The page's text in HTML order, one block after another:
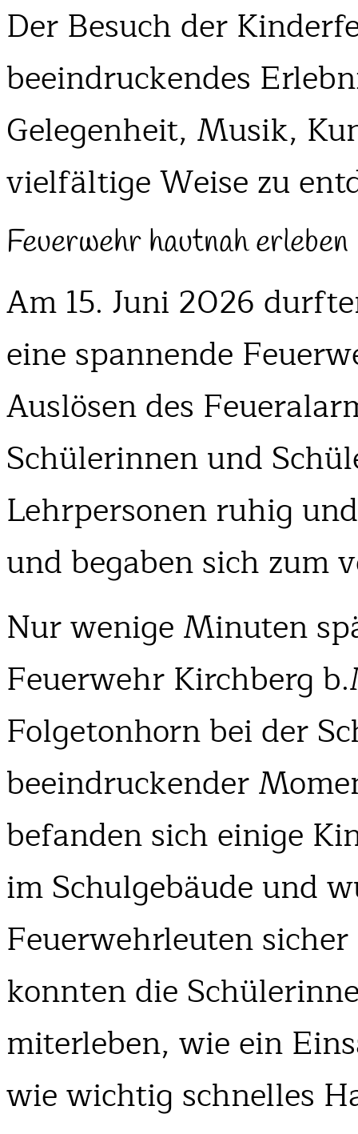
Der Besuch der
beeindruckendes
Gelegenheit, Musik,
vielfältige Weise zu
Feuerwehr hautnah erleben
Am 15. Juni 2026
eine spannende
Auslösen des
Schülerinnen und
Lehrpersonen ruhig
und begaben sich zum
Nur wenige Minuten
Feuerwehr Kirchberg
Folgetonhorn bei der
beeindruckender
befanden sich einige
im Schulgebäude und
Feuerwehrleuten
konnten die
miterleben, wie ein
wie wichtig schnelles